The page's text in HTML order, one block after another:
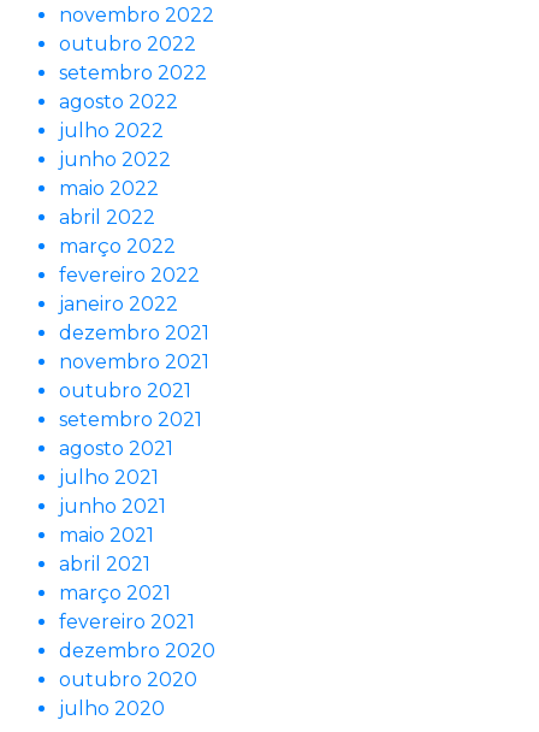
novembro 2022
outubro 2022
setembro 2022
agosto 2022
julho 2022
junho 2022
maio 2022
abril 2022
março 2022
fevereiro 2022
janeiro 2022
dezembro 2021
novembro 2021
outubro 2021
setembro 2021
agosto 2021
julho 2021
junho 2021
maio 2021
abril 2021
março 2021
fevereiro 2021
dezembro 2020
outubro 2020
julho 2020